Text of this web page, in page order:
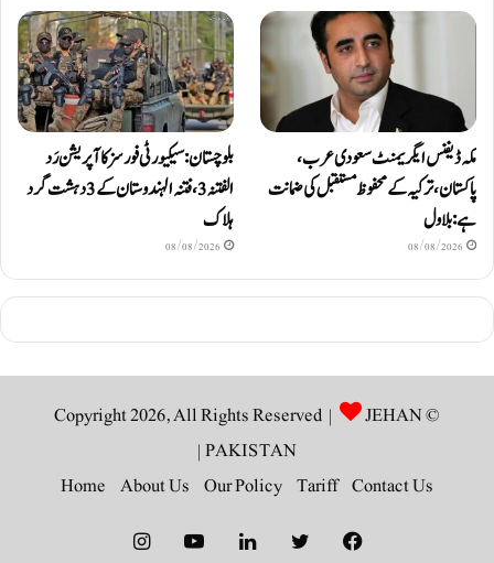
مکہ ڈیفنس ایگریمنٹ سعودی عرب،
پاکستان، ترکیہ کے محفوظ مستقبل کی ضمانت
ہے: بلاول
08/08/2026
بلوچستان: سیکیورٹی فورسز کا آپریشن رَد
الفتنہ 3، فتنہ الہندوستان کے 3 دہشت گرد
ہلاک
08/08/2026
© Copyright 2026, All Rights Reserved |
JEHAN
PAKISTAN
|
Contact Us
Tariff
Our Policy
About Us
Home
Facebook
Twitter
LinkedIn
YouTube
Instagram